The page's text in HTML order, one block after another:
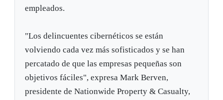
empleados.
"Los delincuentes cibernéticos se están
volviendo cada vez más sofisticados y se han
percatado de que las empresas pequeñas son
objetivos fáciles", expresa Mark Berven,
presidente de Nationwide Property & Casualty,